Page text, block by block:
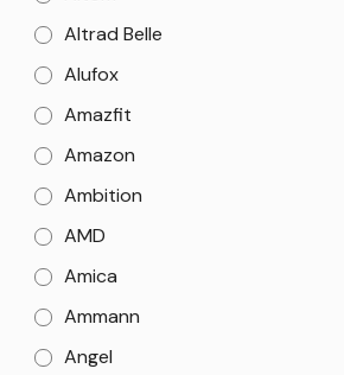
Altrad Belle
Alufox
Amazfit
Amazon
Ambition
AMD
Amica
Ammann
Angel